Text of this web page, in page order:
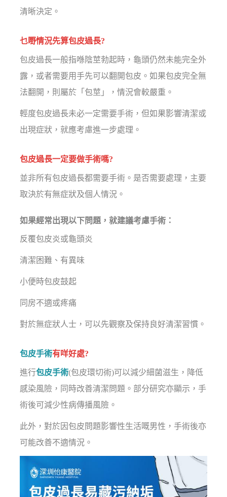
清晰決定。
乜嘢情況先算包皮過長?
包皮過長一般指喺陰莖勃起時，龜頭仍然未能完全外
露，或者需要用手先可以翻開包皮。如果包皮完全無
法翻開，則屬於「包莖」，情況會較嚴重。
輕度包皮過長未必一定需要手術，但如果影響清潔或
出現症狀，就應考慮進一步處理。
包皮過長一定要做手術嗎?
並非所有包皮過長都需要手術。是否需要處理，主要
取決於有無症狀及個人情況。
如果經常出現以下問題，就建議考慮手術：
反覆包皮炎或龜頭炎
清潔困難、有異味
小便時包皮鼓起
同房不適或疼痛
對於無症狀人士，可以先觀察及保持良好清潔習慣。
包皮手術有咩好處?
進行包皮手術(包皮環切術)可以減少細菌滋生，降低
感染風險，同時改善清潔問題。部分研究亦顯示，手
術後可減少性病傳播風險。
此外，對於因包皮問題影響性生活嘅男性，手術後亦
可能改善不適情況。